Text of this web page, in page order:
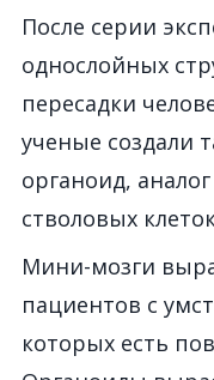
После серии
однослойных
пересадки
ученые создали
органоид,
стволовых
Мини-мозги
пациентов с
которых есть